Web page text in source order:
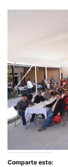
Comparte esto: